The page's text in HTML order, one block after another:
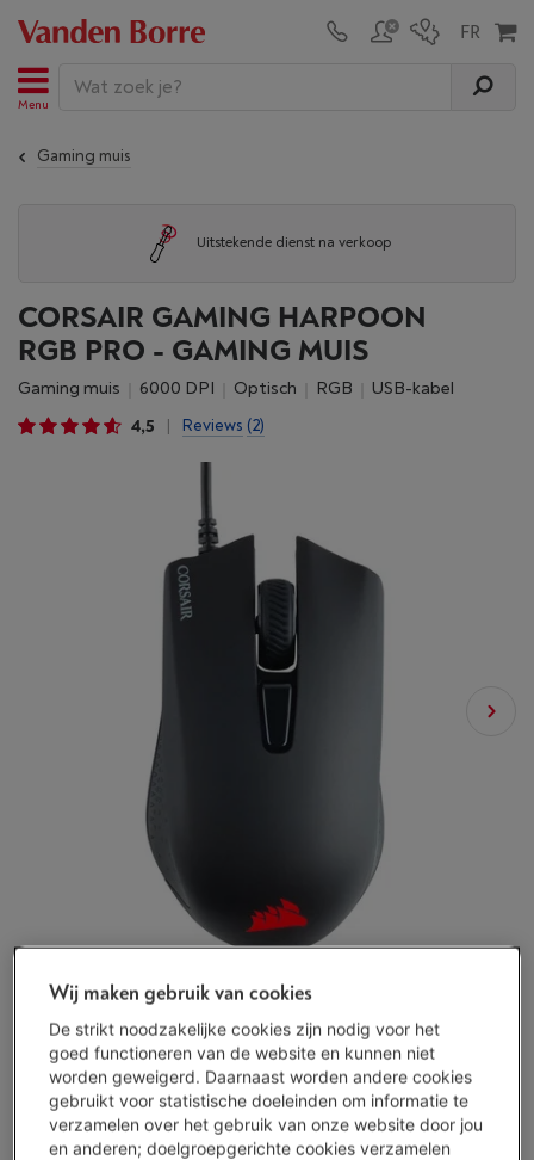
Menu
Gaming muis
Uitstekende dienst na verkoop
CORSAIR GAMING HARPOON
RGB PRO - GAMING MUIS
Gaming muis 6000 DPI Optisch RGB
USB-kabel
4,5
Reviews (2)
Beschikbaar -Bekijk voorraad
€ 29,99
Wij maken gebruik van cookies
De strikt noodzakelijke cookies zijn nodig voor het
goed functioneren van de website en kunnen niet
worden geweigerd. Daarnaast worden andere cookies
gebruikt voor statistische doeleinden om informatie te
verzamelen over het gebruik van onze website door jou
en anderen; doelgroepgerichte cookies verzamelen